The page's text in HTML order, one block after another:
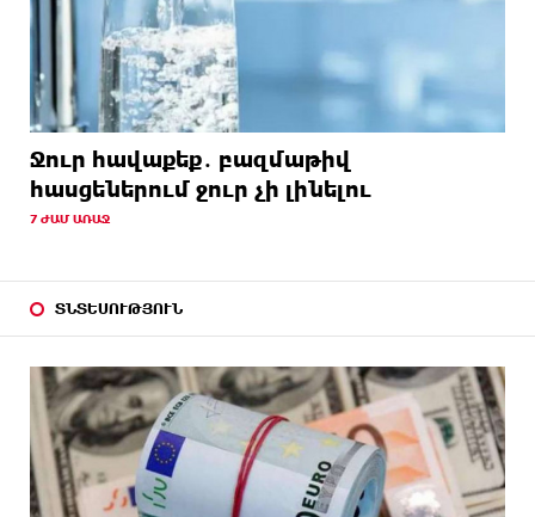
Ջուր հավաքեք․ բազմաթիվ
հասցեներում ջուր չի լինելու
7 ԺԱՄ ԱՌԱՋ
ՏՆՏԵՍՈՒԹՅՈՒՆ